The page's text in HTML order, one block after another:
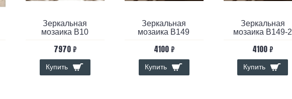
Зеркальная
мозаика B10
7970 ₽
Купить
Зеркальная
мозаика B149
4100 ₽
Купить
Зеркальная
мозаика B149-2
4100 ₽
Купить